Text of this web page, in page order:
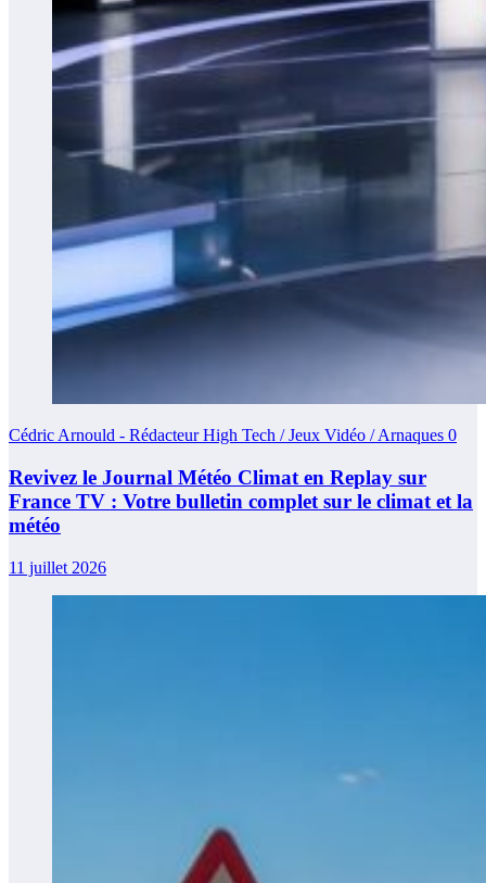
Cédric Arnould - Rédacteur High Tech / Jeux Vidéo / Arnaques 0
Revivez le Journal Météo Climat en Replay sur
France TV : Votre bulletin complet sur le climat et la
météo
11 juillet 2026